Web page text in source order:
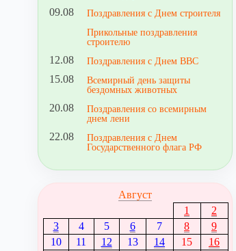
09.08
Поздравления с Днем строителя
Прикольные поздравления
строителю
12.08 Поздравления с Днем ВВС
15.08
Всемирный день защиты
бездомных животных
20.08
Поздравления со всемирным
днем лени
22.08
Поздравления с Днем
Государственного флага РФ
Август
1
2
3
4 5 6 7 8
9
10
11 12 13 14 15
16